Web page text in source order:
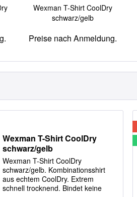
Wexman T-Shirt CoolDry
schwarz/gelb
Preise nach Anmeldung.
Wexman T-Shirt CoolDry
schwarz/gelb
Wexman T-Shirt CoolDry
schwarz/gelb. Kombinationsshirt
aus echtem CoolDry. Extrem
schnell trocknend. Bindet keine